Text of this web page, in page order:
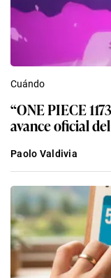
Cuándo
“ONE PIECE
avance oficial
Paolo Valdivia